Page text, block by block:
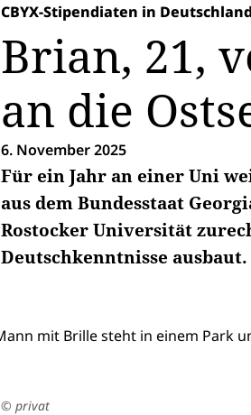
CBYX-Stipendiaten in Deutschland
Brian, 21,
an die
6. November 2025
Für ein Jahr an einer Uni
aus dem Bundesstaat
Rostocker Universität
Deutschkenntnisse ausbaut.
© privat